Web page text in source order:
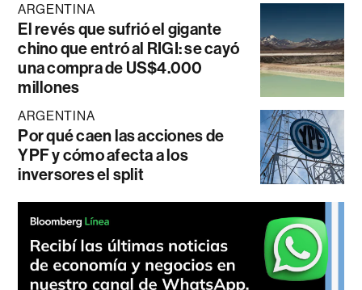
ARGENTINA
El revés que sufrió el gigante
chino que entró al RIGI: se cayó
una compra de US$4.000
millones
ARGENTINA
Por qué caen las acciones de
YPF y cómo afecta a los
inversores el split